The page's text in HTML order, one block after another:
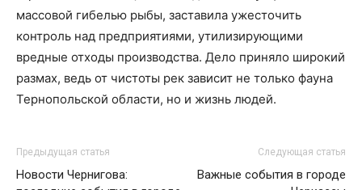
массовой гибелью рыбы, заставила ужесточить
контроль над предприятиями, утилизирующими
вредные отходы производства. Дело приняло широкий
размах, ведь от чистоты рек зависит не только фауна
Тернопольской области, но и жизнь людей.
Предыдущая статья
Новости Чернигова:
Следующая статья
Важные события в городе